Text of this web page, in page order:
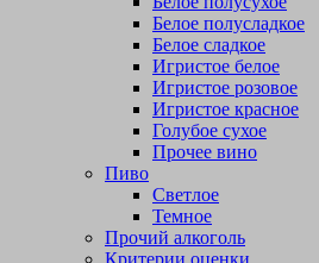
Белое полусладкое
Белое сладкое
Игристое белое
Игристое розовое
Игристое красное
Голубое сухое
Прочее вино
Пиво
Светлое
Темное
Прочий алкоголь
Критерии оценки